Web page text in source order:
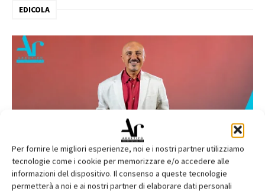
Per fornire le migliori esperienze, noi e i nostri partner utilizziamo
tecnologie come i cookie per memorizzare e/o accedere alle
informazioni del dispositivo. Il consenso a queste tecnologie
permetterà a noi e ai nostri partner di elaborare dati personali
EDICOLA